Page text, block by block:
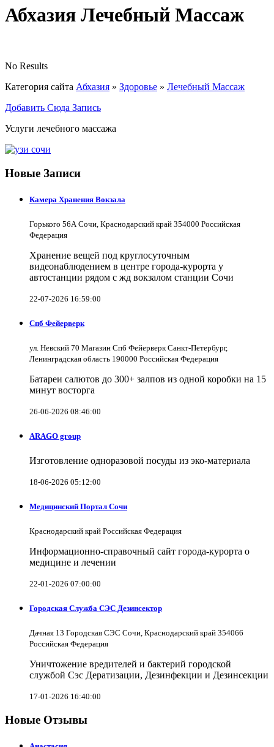
Абхазия Лечебный Массаж
No Results
Категория сайта Абхазия » Здоровье » Лечебный Массаж
Добавить Сюда Запись
Услуги лечебного массажа
Новые Записи
Камера Хранения Вокзала
Горького 56А Сочи, Краснодарский край 354000 Российская
Федерация
Хранение вещей под круглосуточным
видеонаблюдением в центре города-курорта у
автостанции рядом с жд вокзалом станции Сочи
22-07-2026 16:59:00
Спб Фейерверк
ул. Невский 70 Магазин Спб Фейерверк Санкт-Петербург,
Ленинградская область 190000 Российская Федерация
Батареи салютов до 300+ залпов из одной коробки на 15
минут восторга
26-06-2026 08:46:00
ARAGO group
Изготовление одноразовой посуды из эко-материала
18-06-2026 05:12:00
Медицинский Портал Сочи
Краснодарский край Российская Федерация
Информационно-справочный сайт города-курорта о
медицине и лечении
22-01-2026 07:00:00
Городская Служба СЭС Дезинсектор
Дачная 13 Городская СЭС Сочи, Краснодарский край 354066
Российская Федерация
Уничтожение вредителей и бактерий городской
службой Сэс Дератизации, Дезинфекции и Дезинсекции
17-01-2026 16:40:00
Новые Отзывы